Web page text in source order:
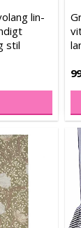
Lägg
Lägg
lin-
stil